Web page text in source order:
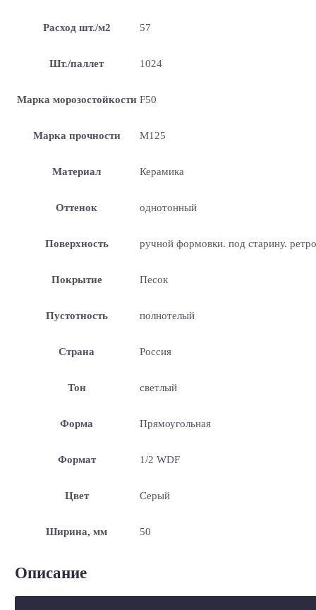
Расход шт./м2 57
Шт./паллет 1024
Марка морозостойкости F50
Марка прочности М125
Материал Керамика
Оттенок однотонный
Поверхность ручной формовки. под старину. ретро
Покрытие Песок
Пустотность полнотелый
Страна Россия
Тон светлый
Форма Прямоугольная
Формат 1/2 WDF
Цвет Серый
Ширина, мм 50
Описание